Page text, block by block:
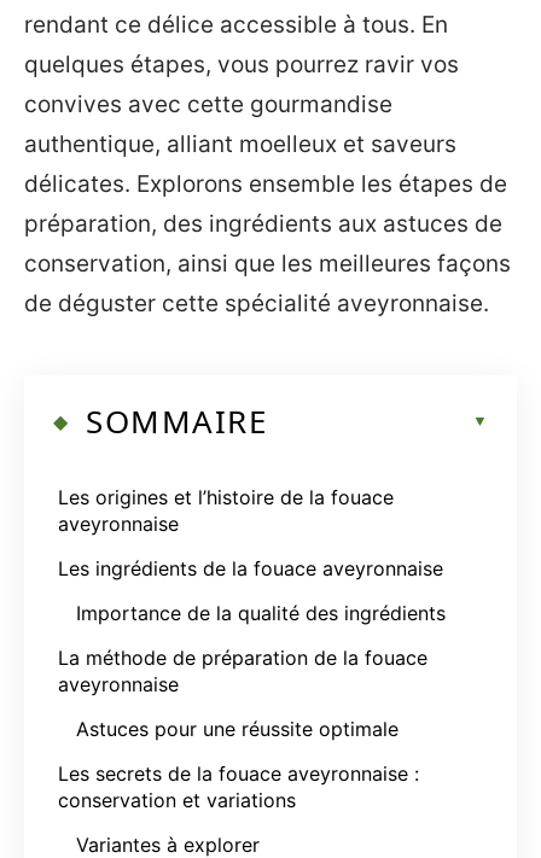
rendant ce délice accessible à tous. En
quelques étapes, vous pourrez ravir vos
convives avec cette gourmandise
authentique, alliant moelleux et saveurs
délicates. Explorons ensemble les étapes de
préparation, des ingrédients aux astuces de
conservation, ainsi que les meilleures façons
de déguster cette spécialité aveyronnaise.
SOMMAIRE
Les origines et l’histoire de la fouace
aveyronnaise
Les ingrédients de la fouace aveyronnaise
Importance de la qualité des ingrédients
La méthode de préparation de la fouace
aveyronnaise
Astuces pour une réussite optimale
Les secrets de la fouace aveyronnaise :
conservation et variations
Variantes à explorer